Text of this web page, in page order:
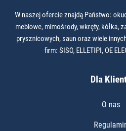
W naszej ofercie znajdą Państwo:
meblowe, mimośrody, wkręty, kółka,
prysznicowych, saun oraz wiele
firm: SISO, ELLETIPI, OE
Dla
O nas